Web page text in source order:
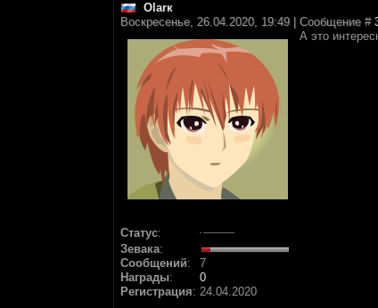
Olarк
Воскресенье, 26.04.2020, 19:49 | Сообщение #
Статус:
Зевака:
Сообщений:
7
Награды:
0
Регистрация: 24.04.2020
А это